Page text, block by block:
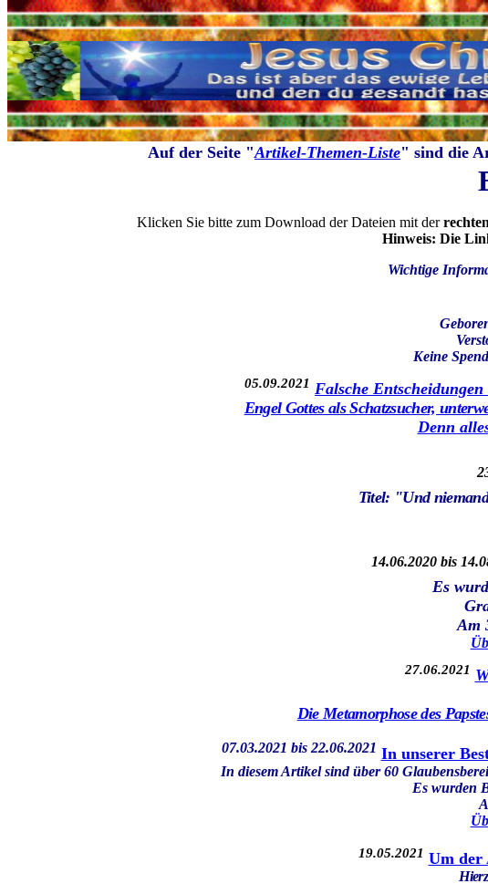
Auf der Seite "Artikel-Themen-Liste" sind die
Klicken Sie bitte zum Download der Dateien mit der
Hinweis: Die
Wichtige
Keine
05.09.2021 Falsche
Engel Gottes als Schatzsucher,
Denn
Titel: "Und
14.06.2020 bis
Es
Am
27.06.2021
Die Metamorphose des
07.03.2021 bis 22.06.2021 In unserer
In diesem Artikel sind über 60
Es wurden
19.05.2021 Um der